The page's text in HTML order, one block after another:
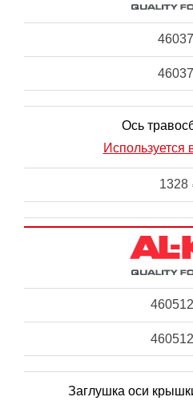
Ось
Используется
1328
Заглушка оси